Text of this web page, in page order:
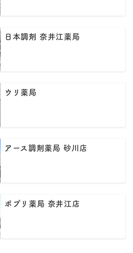
日本調剤 奈井江薬局
ウリ薬局
アース調剤薬局 砂川店
ポプリ薬局 奈井江店